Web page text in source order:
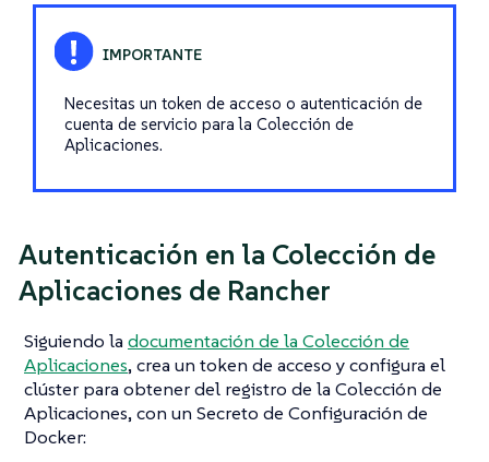
Necesitas un token de acceso o autenticación de
cuenta de servicio para la Colección de
Aplicaciones.
Autenticación en la Colección de
Aplicaciones de Rancher
Siguiendo la documentación de la Colección de
Aplicaciones, crea un token de acceso y configura el
clúster para obtener del registro de la Colección de
Aplicaciones, con un Secreto de Configuración de
Docker: